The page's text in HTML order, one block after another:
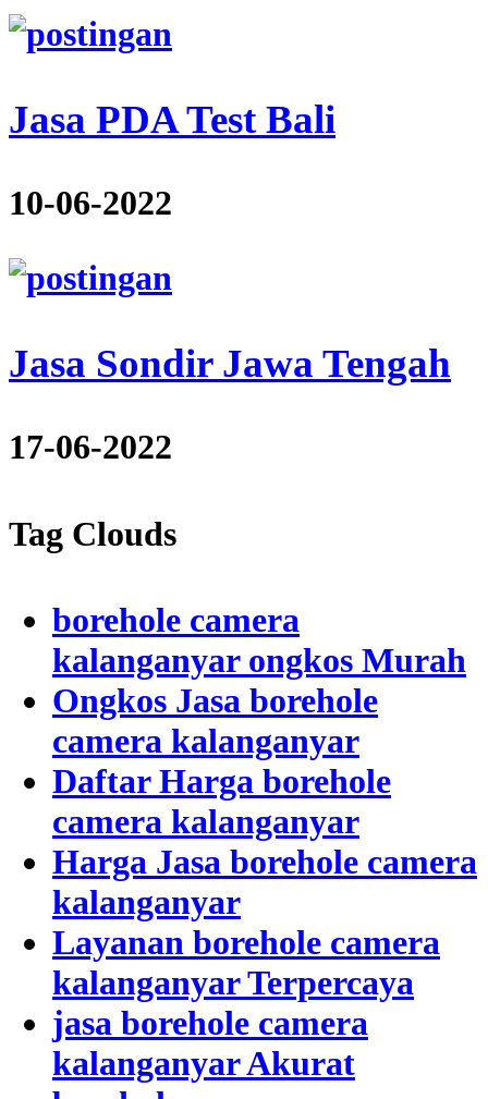
Jasa PDA Test Bali
10-06-2022
Jasa Sondir Jawa Tengah
17-06-2022
Tag Clouds
borehole camera
kalanganyar ongkos Murah
Ongkos Jasa borehole
camera kalanganyar
Daftar Harga borehole
camera kalanganyar
Harga Jasa borehole camera
kalanganyar
Layanan borehole camera
kalanganyar Terpercaya
jasa borehole camera
kalanganyar Akurat